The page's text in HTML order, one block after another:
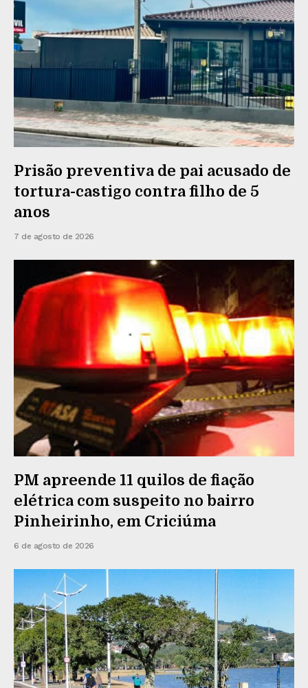
Prisão preventiva de pai acusado de
tortura-castigo contra filho de 5
anos
7 de agosto de 2026
PM apreende 11 quilos de fiação
elétrica com suspeito no bairro
Pinheirinho, em Criciúma
6 de agosto de 2026